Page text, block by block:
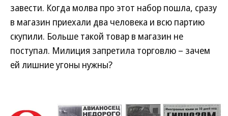
завести. Когда молва про этот набор пошла, сразу
в магазин приехали два человека и всю партию
скупили. Больше такой товар в магазин не
поступал. Милиция запретила торговлю – зачем
ей лишние угоны нужны?